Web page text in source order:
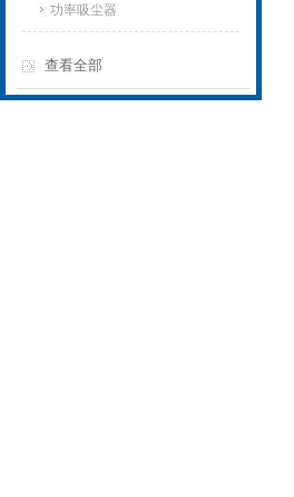
功率吸尘器
查看全部